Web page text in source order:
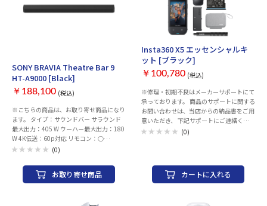
保証期間：1年
SONY BRAVIA Theatre Bar 9
HT-A9000 [Black]
￥188,100 (税込)
※こちらの商品は、お取り寄せ商品になり
ます。 タイプ：サウンドバー サラウンド
最大出力：405 W ウーハー最大出力：180
W 4K伝送：60p対応 リモコン：○
DolbyDigital：○ Dolby Atmos：○ DTS：
○ 自動音場補正：○ ハイレゾ：○ HDR対
応：○ 電源連動：○ Bluetooth：○
Bluetoothコーデック：SBC AAC LDAC Wi-
(0)
お取り寄せ商品
Insta360 X5 エッセンシャルキ
ット [ブラック]
￥100,780 (税込)
※修理・初期不良はメーカーサポートにて
承っております。 商品のサポートに関する
お問い合わせは、当店からの納品書をご用
意いただき、 下記サポートにご連絡くださ
い。 ※当店での返品・交換は行っており
画質：8K 撮像素子：1/1.28型 タイプ：ア
クションカメラ 記録メディア：
(0)
カートに入れる